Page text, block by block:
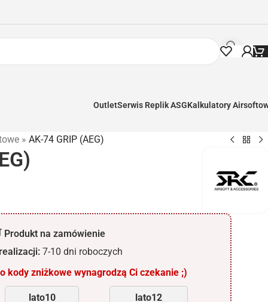
OutletSerwis Replik ASGKalkulatory
» AK-74 GRIP (AEG)
Produkt na zamówienie
7-10 dni roboczych
kody zniżkowe wynagrodzą Ci czekanie ;)
lato10 lato12